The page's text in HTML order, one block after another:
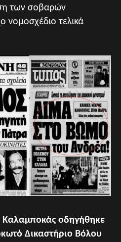
των σοβαρών
νομοσχέδιο τελικά
Καλαμποκάς οδηγήθηκε
Δικαστήριο Βόλου